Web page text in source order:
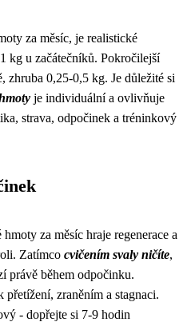
za měsíc, je realistické
kg u začátečníků. Pokročilejší
zhruba 0,25-0,5 kg. Je důležité si
je individuální a ovlivňuje
strava, odpočinek a tréninkový
za měsíc hraje regenerace a
Zatímco cvičením svaly ničíte,
právě během odpočinku.
přetížení, zraněním a stagnaci.
- dopřejte si 7-9 hodin